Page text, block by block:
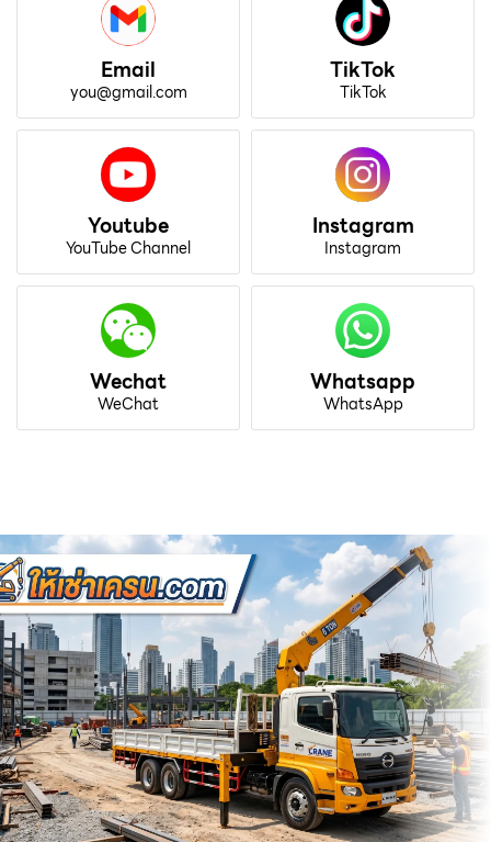
Email
you@gmail.com
TikTok
TikTok
Youtube
YouTube Channel
Instagram
Instagram
Wechat
WeChat
Whatsapp
WhatsApp